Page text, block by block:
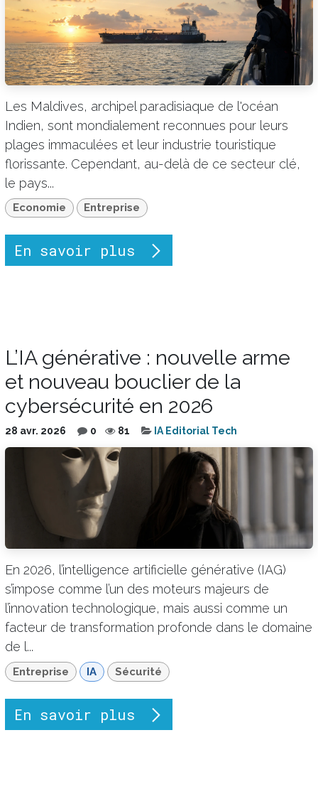
Les Maldives, archipel paradisiaque de l'océan
Indien, sont mondialement reconnues pour leurs
plages immaculées et leur industrie touristique
florissante. Cependant, au-delà de ce secteur clé,
le pays...
Economie Entreprise
En savoir plus
L’IA générative : nouvelle arme
et nouveau bouclier de la
cybersécurité en 2026
28 avr. 2026 0 81 IA Editorial Tech
En 2026, l’intelligence artificielle générative (IAG)
s’impose comme l’un des moteurs majeurs de
l’innovation technologique, mais aussi comme un
facteur de transformation profonde dans le domaine
de l...
Entreprise IA Sécurité
En savoir plus